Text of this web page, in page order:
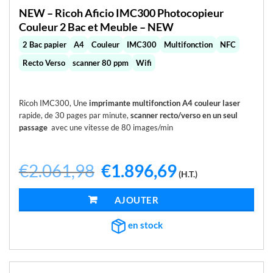
NEW – Ricoh Aficio IMC300 Photocopieur
Couleur 2 Bac et Meuble – NEW
2 Bac papier A4 Couleur IMC300 Multifonction
NFC
Recto Verso
scanner 80 ppm Wifi
Ricoh IMC300, Uneimprimante multifonction A4 couleur laser
rapide, de 30 pages par minute, scanner recto/verso en un seul
passageavec une vitesse de 80 images/min
€2.061,98 Le
prix
initial
était :
€2.061,98.
€1.896,69Le
prix
actuel
€1.896,69.
(H.T.)
AJOUTER AU PANIER
en stock